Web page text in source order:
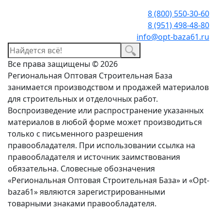
8 (800) 550-30-60
8 (951) 498-48-80
info@opt-baza61.ru
Все права защищены © 2026
Региональная Оптовая Строительная База
занимается производством и продажей материалов
для строительных и отделочных работ.
Воспроизведение или распространение указанных
материалов в любой форме может производиться
только с письменного разрешения
правообладателя. При использовании ссылка на
правообладателя и источник заимствования
обязательна. Словесные обозначения
«Региональная Оптовая Строительная База» и «Opt-
baza61» являются зарегистрированными
товарными знаками правообладателя.